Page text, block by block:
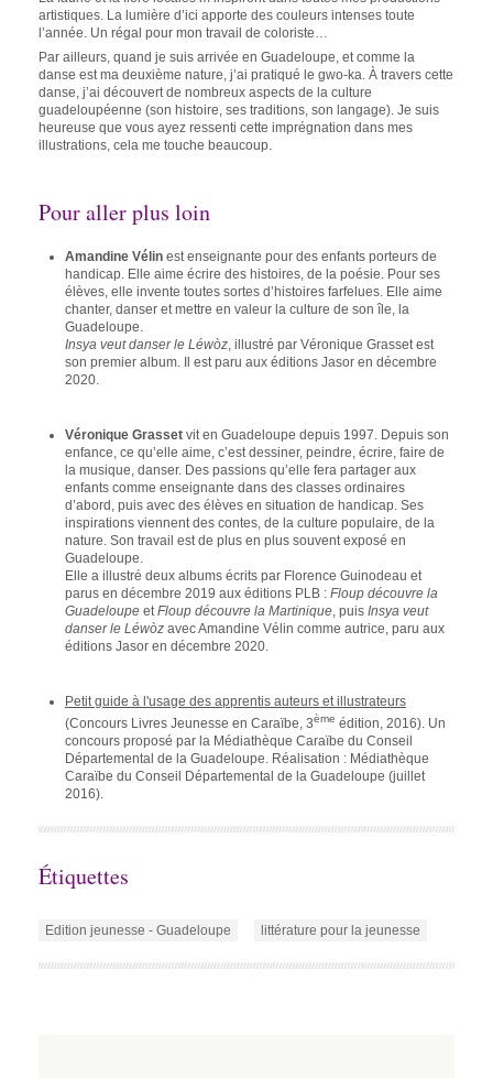
artistiques. La lumière d’ici apporte des couleurs intenses toute
l’année. Un régal pour mon travail de coloriste…
Par ailleurs, quand je suis arrivée en Guadeloupe, et comme la
danse est ma deuxième nature, j’ai pratiqué le gwo-ka. À travers cette
danse, j’ai découvert de nombreux aspects de la culture
guadeloupéenne (son histoire, ses traditions, son langage). Je suis
heureuse que vous ayez ressenti cette imprégnation dans mes
illustrations, cela me touche beaucoup.
Pour aller plus loin
Amandine Vélin est enseignante pour des enfants porteurs de
handicap. Elle aime écrire des histoires, de la poésie. Pour ses
élèves, elle invente toutes sortes d’histoires farfelues. Elle aime
chanter, danser et mettre en valeur la culture de son île, la
Guadeloupe.
Insya veut danser le Léwòz, illustré par Véronique Grasset est
son premier album. Il est paru aux éditions Jasor en décembre
2020.
Véronique Grasset vit en Guadeloupe depuis 1997. Depuis son
enfance, ce qu’elle aime, c’est dessiner, peindre, écrire, faire de
la musique, danser. Des passions qu’elle fera partager aux
enfants comme enseignante dans des classes ordinaires
d’abord, puis avec des élèves en situation de handicap. Ses
inspirations viennent des contes, de la culture populaire, de la
nature. Son travail est de plus en plus souvent exposé en
Guadeloupe.
Elle a illustré deux albums écrits par Florence Guinodeau et
parus en décembre 2019 aux éditions PLB : Floup découvre la
Guadeloupe etFloup découvre la Martinique, puis Insya veut
danser le Léwòz avec Amandine Vélin comme autrice, paru aux
éditions Jasor en décembre 2020.
Petit guide à l'usage des apprentis auteurs et illustrateurs
(Concours Livres Jeunesse en Caraïbe, 3ème édition, 2016). Un
concours proposé par la Médiathèque Caraïbe du Conseil
Départemental de la Guadeloupe. Réalisation : Médiathèque
Caraïbe du Conseil Départemental de la Guadeloupe (juillet
2016).
Étiquettes
Edition jeunesse - Guadeloupe littérature pour la jeunesse